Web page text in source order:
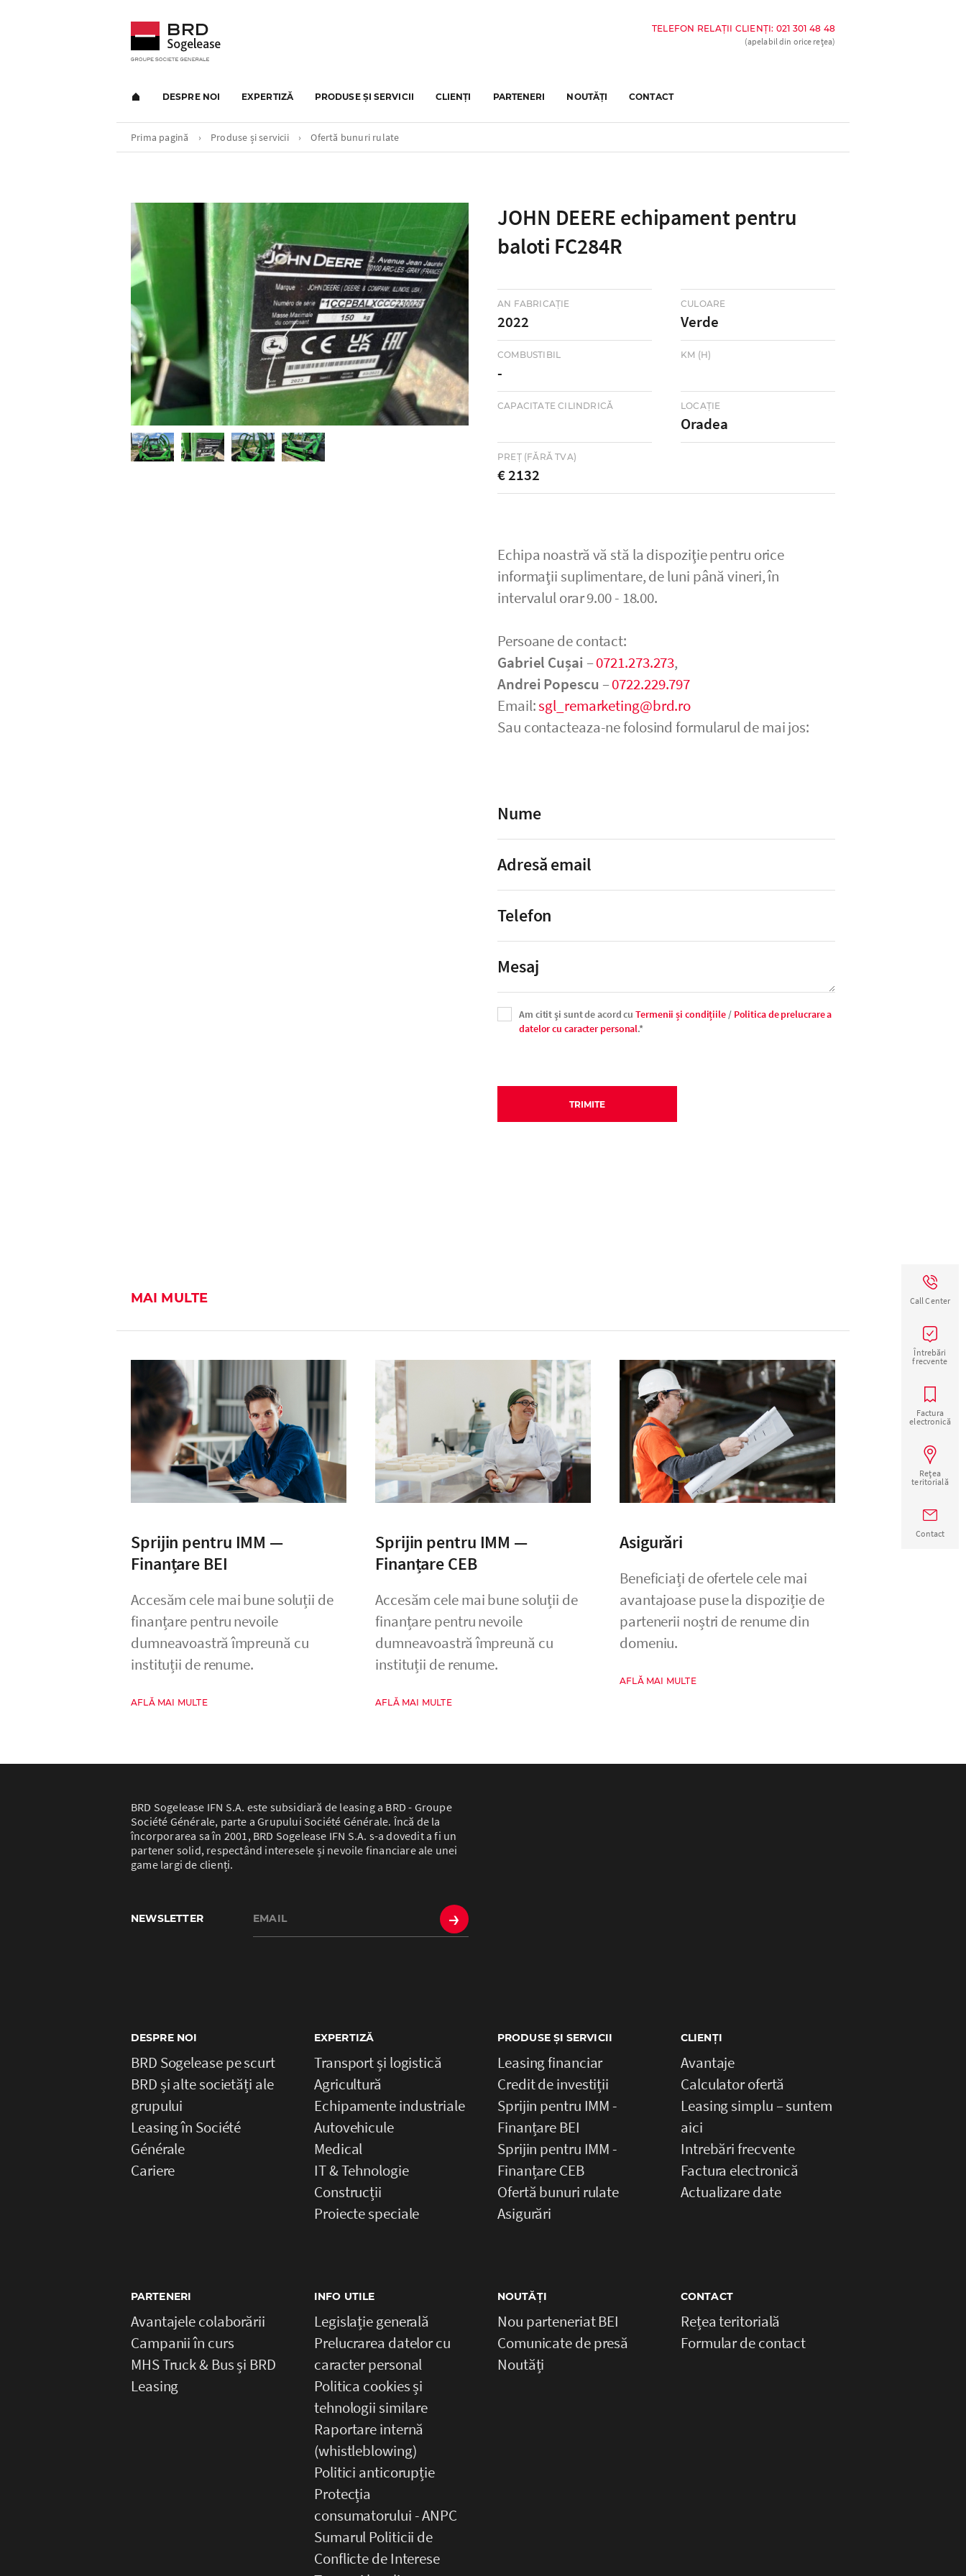
TELEFON RELAȚII CLIENȚI: 021 301 48 48
(apelabil din orice rețea)
DESPRE NOI EXPERTIZĂ PRODUSE ȘI SERVICII CLIENȚI PARTENERI NOUTĂȚI CONTACT
Prima pagină › Produse și servicii › Ofertă bunuri rulate
JOHN DEERE echipament pentru
baloti FC284R
AN FABRICAȚIE
2022
CULOARE
Verde
COMBUSTIBIL
-
KM (H)
CAPACITATE CILINDRICĂ LOCAŢIE
Oradea
PREȚ (FĂRĂ TVA)
€ 2132
Echipa noastră vă stă la dispoziţie pentru orice
informaţii suplimentare, de luni până vineri, în
intervalul orar 9.00 - 18.00.
Persoane de contact:
Gabriel Cușai –0721.273.273,
Andrei Popescu –0722.229.797
Email:sgl_remarketing@brd.ro
Sau contacteaza-ne folosind formularul de mai jos:
Am citit şi sunt de acord cuTermenii și condițiile/ Politica de prelucrare a
datelor cu caracter personal.*
TRIMITE
MAI MULTE
Sprijin pentru IMM —
Finanțare BEI
Accesăm cele mai bune soluții de
finanțare pentru nevoile
dumneavoastră împreună cu
instituții de renume.
AFLĂ MAI MULTE
Sprijin pentru IMM —
Finanțare CEB
Accesăm cele mai bune soluții de
finanțare pentru nevoile
dumneavoastră împreună cu
instituții de renume.
AFLĂ MAI MULTE
Asigurări
Beneficiați de ofertele cele mai
avantajoase puse la dispoziție de
partenerii noștri de renume din
domeniu.
AFLĂ MAI MULTE
Call Center
Întrebări
frecvente
Factura
electronică
Rețea
teritorială
Contact
BRD Sogelease IFN S.A. este subsidiară de leasing a BRD - Groupe
Société Générale, parte a Grupului Société Générale. Încă de la
încorporarea sa în 2001, BRD Sogelease IFN S.A. s-a dovedit a fi un
partener solid, respectând interesele și nevoile financiare ale unei
game largi de clienți.
NEWSLETTER →
DESPRE NOI
BRD Sogelease pe scurt
BRD și alte societăți ale
grupului
Leasing în Société
Générale
Cariere
EXPERTIZĂ
Transport și logistică
Agricultură
Echipamente industriale
Autovehicule
Medical
IT & Tehnologie
Construcții
Proiecte speciale
PRODUSE ȘI SERVICII
Leasing financiar
Credit de investiții
Sprijin pentru IMM -
Finanțare BEI
Sprijin pentru IMM -
Finanțare CEB
Ofertă bunuri rulate
Asigurări
CLIENȚI
Avantaje
Calculator ofertă
Leasing simplu – suntem
aici
Intrebări frecvente
Factura electronică
Actualizare date
PARTENERI
Avantajele colaborării
Campanii în curs
MHS Truck & Bus și BRD
Leasing
INFO UTILE
Legislație generală
Prelucrarea datelor cu
caracter personal
Politica cookies și
tehnologii similare
Raportare internă
(whistleblowing)
Politici anticorupție
Protecția
consumatorului - ANPC
Sumarul Politicii de
Conflicte de Interese
NOUTĂȚI
Nou parteneriat BEI
Comunicate de presă
Noutăți
CONTACT
Rețea teritorială
Formular de contact